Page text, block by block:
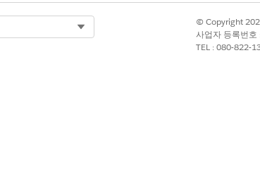
다음 사항도 참조:
Einstein 생성형 AI 설정
© Copyright
사업자 등록번
TEL : 080-822-